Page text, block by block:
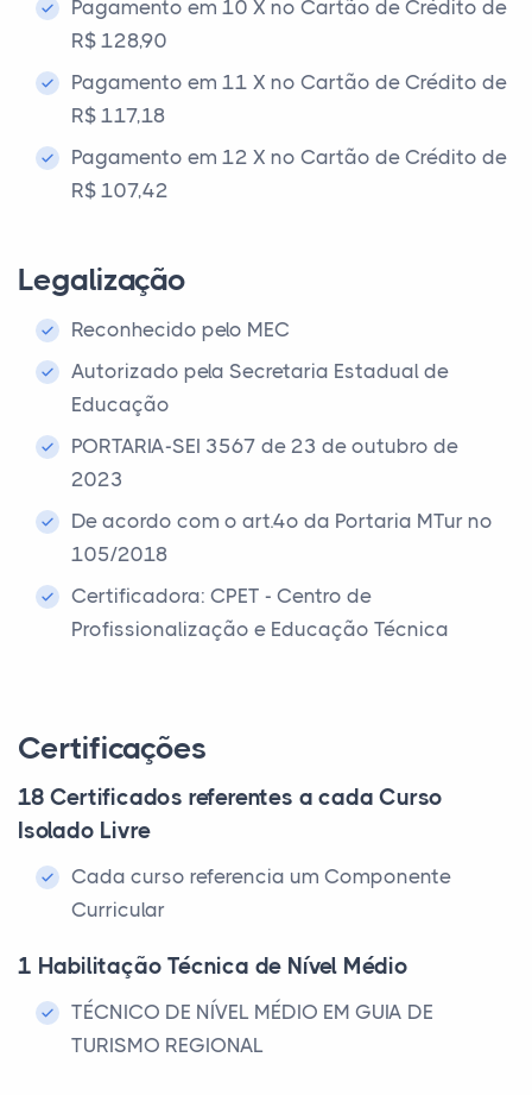
Pagamento em 10 X no Cartão de Crédito de
R$ 128,90
Pagamento em 11 X no Cartão de Crédito de
R$ 117,18
Pagamento em 12 X no Cartão de Crédito de
R$ 107,42
Legalização
Reconhecido pelo MEC
Autorizado pela Secretaria Estadual de
Educação
PORTARIA-SEI 3567 de 23 de outubro de
2023
De acordo com o art.4º da Portaria MTur nº
105/2018
Certificadora: CPET - Centro de
Profissionalização e Educação Técnica
Certificações
18 Certificados referentes a cada Curso
Isolado Livre
Cada curso referencia um Componente
Curricular
1 Habilitação Técnica de Nível Médio
TÉCNICO DE NÍVEL MÉDIO EM GUIA DE
TURISMO REGIONAL